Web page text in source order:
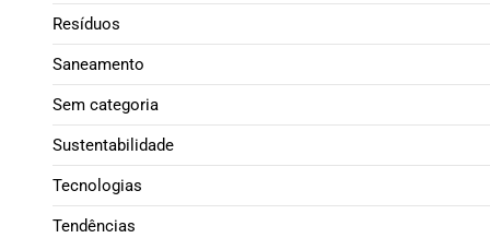
Resíduos
Saneamento
Sem categoria
Sustentabilidade
Tecnologias
Tendências